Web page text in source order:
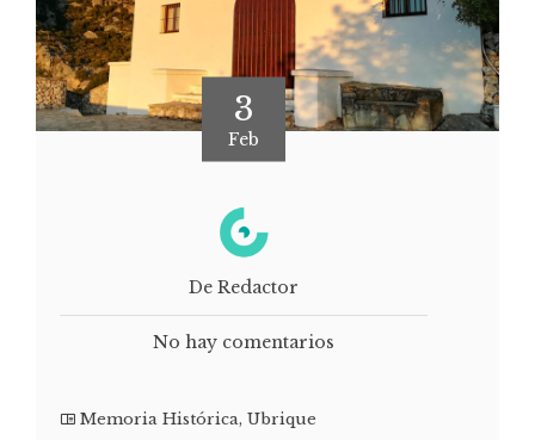
3
Feb
De Redactor
No hay comentarios
Memoria Histórica, Ubrique